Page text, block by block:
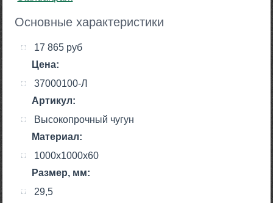
Основные характеристики
Цена:
17 865 руб
Артикул:
37000100-Л
Материал:
Высокопрочный чугун
Размер, мм:
1000х1000х60
29,5